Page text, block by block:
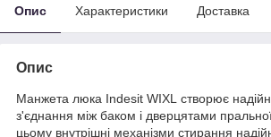
Опис Характеристики Доставка
Опис
Манжета люка Indesit WIXL створює
з'єднання між баком і дверцятами
цьому внутрішні механізми стирання